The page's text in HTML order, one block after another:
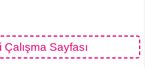
Sayfası